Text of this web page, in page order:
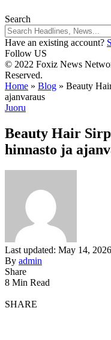
Search
Have an existing account?
Follow US
© 2022 Foxiz News
Reserved.
Home » Blog » Beauty
ajanvaraus
Juoru
Beauty Hair
hinnasto ja
Last updated: May 14,
By admin
Share
8 Min Read
SHARE